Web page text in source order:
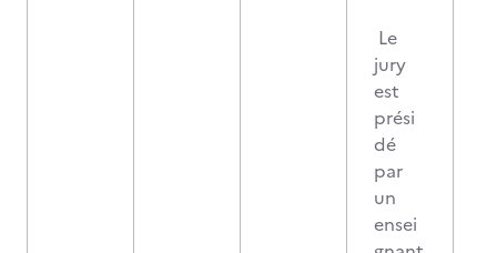
Le
jury
est
prési
dé
par
un
ensei